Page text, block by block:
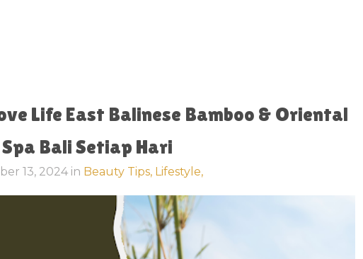
Life East Balinese Bamboo & Oriental
Bali Setiap Hari
13, 2024 in Beauty Tips, Lifestyle,